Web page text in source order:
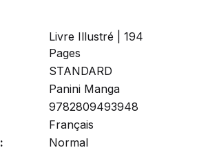
Livre Illustré | 194
Pages
STANDARD
Panini Manga
9782809493948
Français
Normal